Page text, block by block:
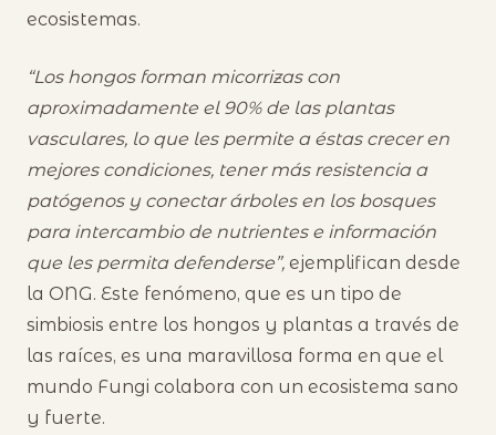
ecosistemas.
“Los hongos forman micorrizas con
aproximadamente el 90% de las plantas
vasculares, lo que les permite a éstas crecer en
mejores condiciones, tener más resistencia a
patógenos y conectar árboles en los bosques
para intercambio de nutrientes e información
que les permita defenderse”, ejemplifican desde
la ONG. Este fenómeno, que es un tipo de
simbiosis entre los hongos y plantas a través de
las raíces, es una maravillosa forma en que el
mundo Fungi colabora con un ecosistema sano
y fuerte.